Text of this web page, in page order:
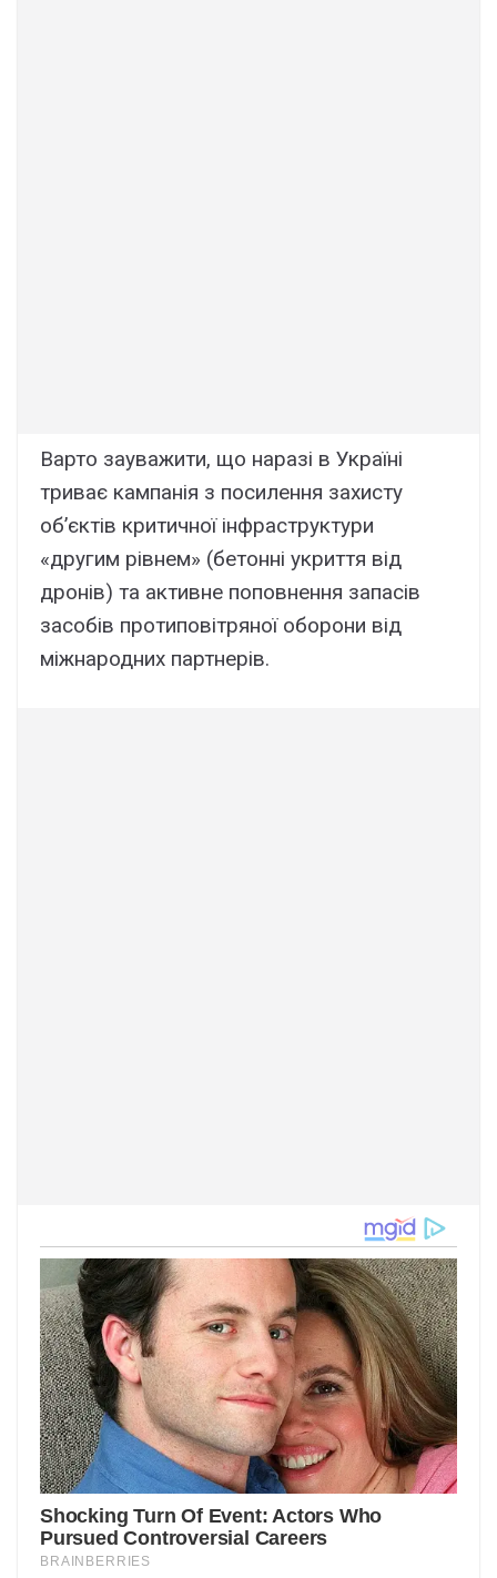
Варто зауважити, що наразі в Україні
триває кампанія з посилення захисту
об’єктів критичної інфраструктури
«другим рівнем» (бетонні укриття від
дронів) та активне поповнення запасів
засобів протиповітряної оборони від
міжнародних партнерів.